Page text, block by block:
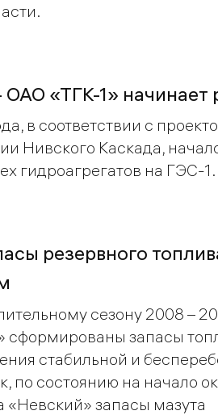
«ТГК-1»
в соответствии с
Нивского Каскада,
гидроагрегатов на ГЭС-1.
резервного
сезону 2008 –
сформированы запасы
стабильной и
по состоянию на начало
запасы мазута